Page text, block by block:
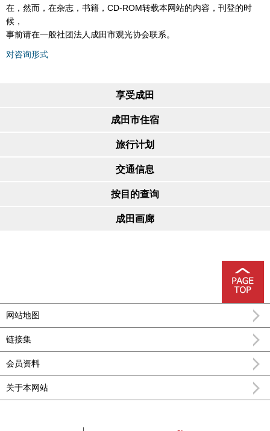
在，然而，在杂志，书籍，CD-ROM转载本网站的内容，刊登的时
候，
事前请在一般社团法人成田市观光协会联系。
对咨询形式
享受成田
成田市住宿
旅行计划
交通信息
按目的查询
成田画廊
网站地图
链接集
会员资料
关于本网站
FEEL成田成田市公式观光信息